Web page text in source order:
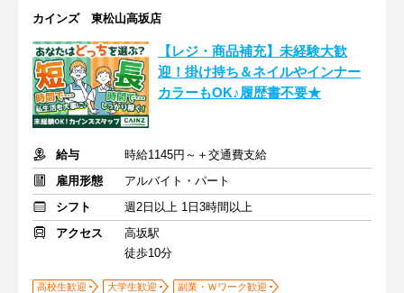
カインズ 東松山高坂店
【レジ・商品補充】未経験大歓
迎！掛け持ち＆ネイルやインナー
カラーもOK♪履歴書不要★
給与
時給1145円～＋交通費支給
雇用形態
アルバイト・パート
シフト
週2日以上 1日3時間以上
アクセス
高坂駅
徒歩10分
高校生歓迎 大学生歓迎
副業・Ｗワーク歓迎